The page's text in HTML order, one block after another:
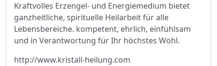
Kraftvolles Erzengel- und Energiemedium bietet
ganzheitliche, spirituelle Heilarbeit für alle
Lebensbereiche. kompetent, ehrlich, einfühlsam
und in Verantwortung für Ihr höchstes Wohl.
http://www.kristall-heilung.com